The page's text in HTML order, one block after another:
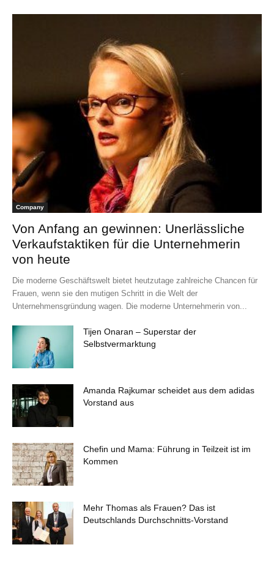
Company
Von Anfang an gewinnen: Unerlässliche
Verkaufstaktiken für die Unternehmerin
von heute
Die moderne Geschäftswelt bietet heutzutage zahlreiche Chancen für
Frauen, wenn sie den mutigen Schritt in die Welt der
Unternehmensgründung wagen. Die moderne Unternehmerin von...
Tijen Onaran – Superstar der
Selbstvermarktung
Amanda Rajkumar scheidet aus dem adidas
Vorstand aus
Chefin und Mama: Führung in Teilzeit ist im
Kommen
Mehr Thomas als Frauen? Das ist
Deutschlands Durchschnitts-Vorstand